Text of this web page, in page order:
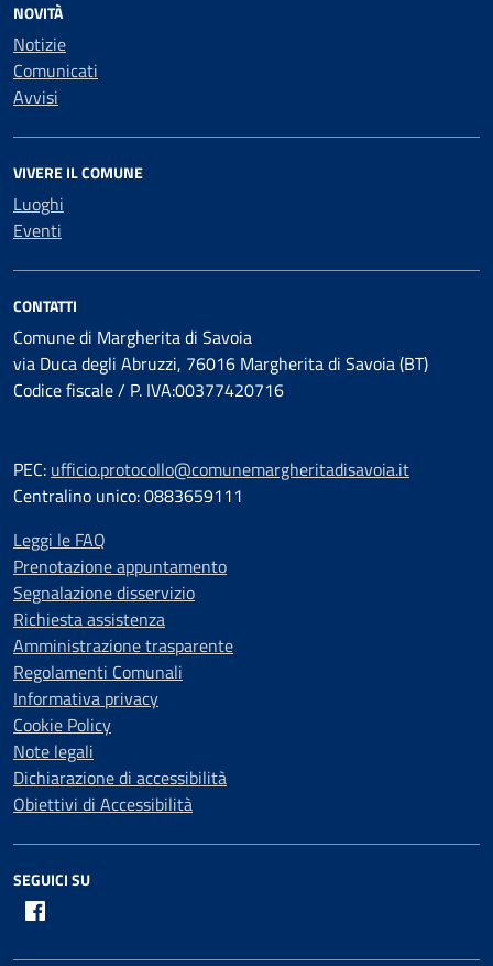
NOVITÀ
Notizie
Comunicati
Avvisi
VIVERE IL COMUNE
Luoghi
Eventi
CONTATTI
Comune di Margherita di Savoia
via Duca degli Abruzzi, 76016 Margherita di Savoia (BT)
Codice fiscale / P. IVA:00377420716
PEC: ufficio.protocollo@comunemargheritadisavoia.it
Centralino unico: 0883659111
Leggi le FAQ
Prenotazione appuntamento
Segnalazione disservizio
Richiesta assistenza
Amministrazione trasparente
Regolamenti Comunali
Informativa privacy
Cookie Policy
Note legali
Dichiarazione di accessibilità
Obiettivi di Accessibilità
SEGUICI SU